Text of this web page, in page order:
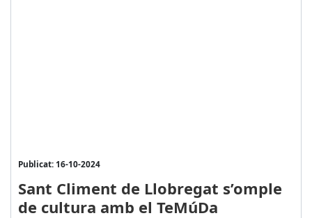
Publicat: 16-10-2024
Sant Climent de Llobregat s’omple
de cultura amb el TeMúDa